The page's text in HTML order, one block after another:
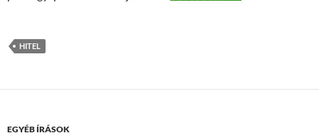
HITEL
EGYÉB ÍRÁSOK